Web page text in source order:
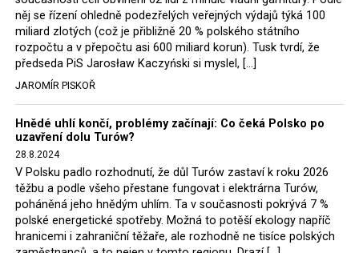
Rozhodnutí polského ministra spravedlnosti jistě potěší
německé, české a polské ekology, ale i těžaře. Je těžké si
představit, že by o takové věci rozhodoval sám ministr
Bodnar. Musel získat politický souhlas vládnoucí koalice.
Stále jsou totiž platné argumenty Morawieckého vlády,
že důl i elektrárna jsou – kromě zabezpečování cca 7 %
polského energetického mixu – klíčovými podniky, spolu
se svými dceřinými společnostmi zaměstnávají cca pět
tisíc lidí. Navíc s činností dolu a elektrárny nepřímo
souvisí dalších několik desítek tisíc pracovních míst v
regionu. Zelená politika ale opět zvítězila.
Rozhodnutí polského ministra spravedlnosti jistě potěší
něj se řízení ohledně podezřelých veřejných výdajů týká 100
miliard zlotých (což je přibližně 20 % polského státního
rozpočtu a v přepočtu asi 600 miliard korun). Tusk tvrdí, že
předseda PiS Jarosław Kaczyński si myslel, […]
JAROMÍR PISKOŘ
Hnědé uhlí končí, problémy začínají: Co čeká Polsko po
uzavření dolu Turów?
28.8.2024
V Polsku padlo rozhodnutí, že důl Turów zastaví k roku 2026
těžbu a podle všeho přestane fungovat i elektrárna Turów,
poháněná jeho hnědým uhlím. Ta v současnosti pokrývá 7 %
polské energetické spotřeby. Možná to potěší ekology napříč
hranicemi i zahraniční těžaře, ale rozhodně ne tisíce polských